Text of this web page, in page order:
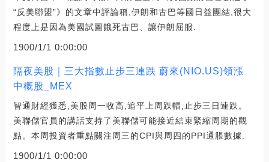
“反美聯盟”》的文章中評論稱,伊朗和古巴等國日益團結,很大
程度上是因為美國試圖餓死古巴、讓伊朗屈服.
1900/1/1 0:00:00
隔夜美股｜三大指數止步三連跌 蔚來(NIO.US)領漲
中概股_MEX
智通財經獲悉,美股周一收高,追平上周跌幅,止步三日連跌。
美聯儲官員的講話支持了美聯儲可能接近結束緊縮周期的觀
點。本周投資者重點關注周三的CPI與周四的PPI通脹數據.
1900/1/1 0:00:00